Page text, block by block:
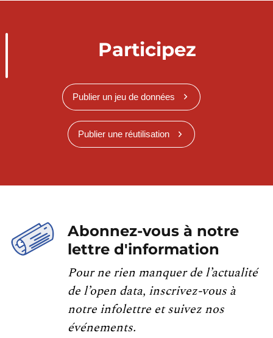
Participez
Publier un jeu de données
Publier une réutilisation
Abonnez-vous à notre
lettre d'information
Pour ne rien manquer de l’actualité
de l’open data, inscrivez-vous à
notre infolettre et suivez nos
événements.